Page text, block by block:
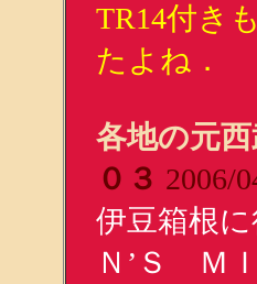
TR14付き
たよね．
各地の元
０３ 2006/
伊豆箱根
Ｎ’Ｓ Ｍ